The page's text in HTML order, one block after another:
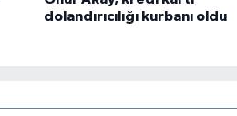
dolandırıcılığı kurbanı oldu